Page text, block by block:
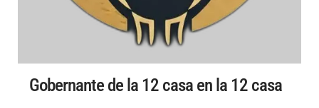
Gobernante de la 12 casa en la 12 casa